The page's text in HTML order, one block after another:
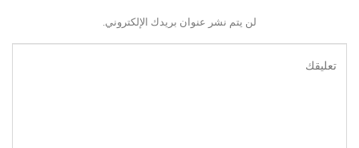
لن يتم نشر عنوان بريدك الإلكتروني.